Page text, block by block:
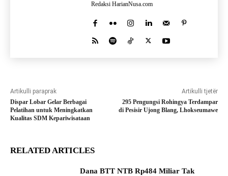
Redaksi HarianNusa.com
Artikulli paraprak
Dispar Lobar Gelar Berbagai
Pelatihan untuk Meningkatkan
Kualitas SDM Kepariwisataan
Artikulli tjetër
295 Pengungsi Rohingya Terdampar
di Pesisir Ujong Blang, Lhokseumawe
RELATED ARTICLES
Dana BTT NTB Rp484 Miliar Tak